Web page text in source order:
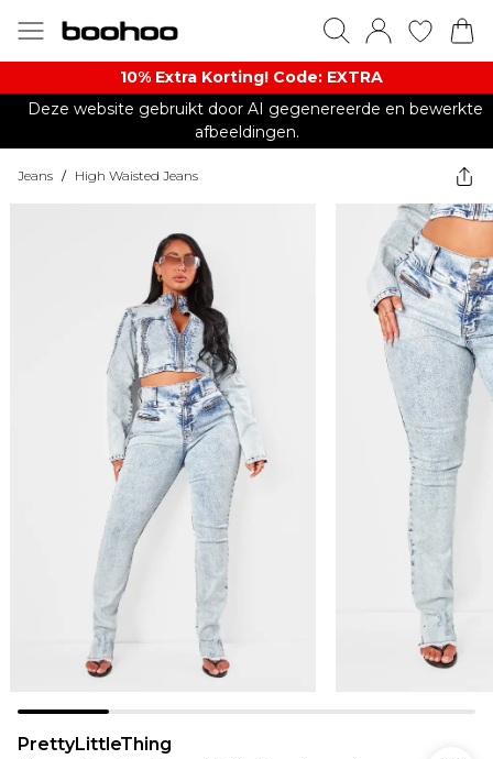
10% Extra Korting! Code: EXTRA​
Deze website gebruikt door AI gegenereerde en bewerkte
afbeeldingen.
Jeans / High Waisted Jeans
PrettyLittleThing